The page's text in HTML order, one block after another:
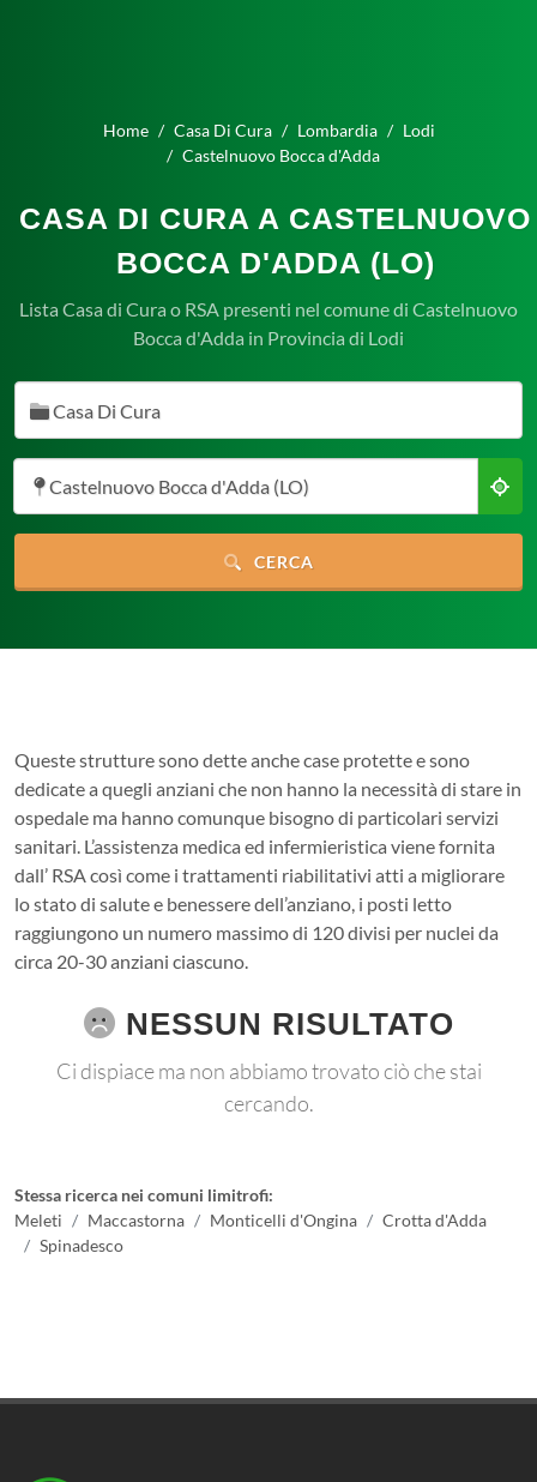
Home Casa Di Cura Lombardia
Lodi
Castelnuovo Bocca d'Adda
CASA DI CURA A CASTELNUOVO
BOCCA D'ADDA (LO)
Lista Casa di Cura o RSA presenti nel comune di Castelnuovo
Bocca d'Adda in Provincia di Lodi
Casa Di Cura
Castelnuovo Bocca d'Adda (LO)
CERCA
Queste strutture sono dette anche case protette e sono
dedicate a quegli anziani che non hanno la necessità di stare in
ospedale ma hanno comunque bisogno di particolari servizi
sanitari. L’assistenza medica ed infermieristica viene fornita
dall’ RSA così come i trattamenti riabilitativi atti a migliorare
lo stato di salute e benessere dell’anziano, i posti letto
raggiungono un numero massimo di 120 divisi per nuclei da
circa 20-30 anziani ciascuno.
NESSUN RISULTATO
Ci dispiace ma non abbiamo trovato ciò che stai
cercando.
Stessa ricerca nei comuni limitrofi:
Meleti
Maccastorna Monticelli d'Ongina
Crotta d'Adda
Spinadesco